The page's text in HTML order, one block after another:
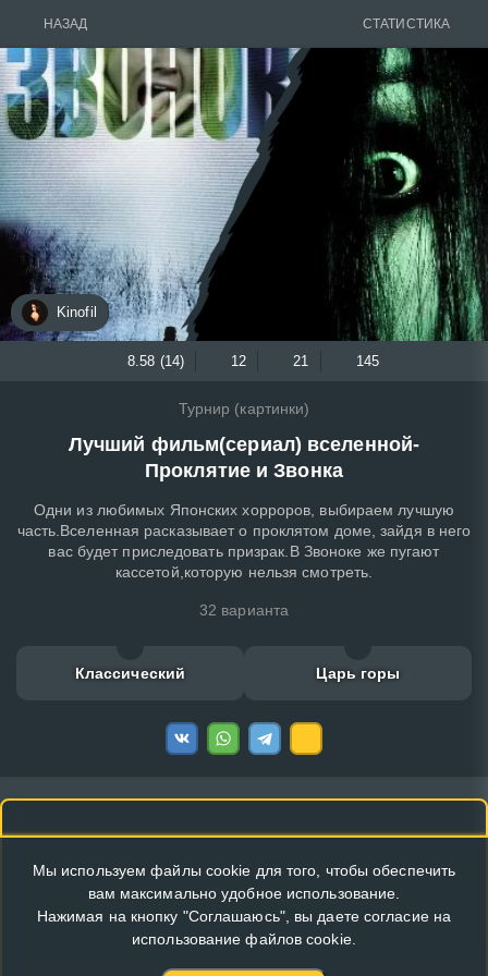
НАЗАД СТАТИСТИКА
Kinofil
8.58 (14) 12 21 145
Турнир (картинки)
Лучший фильм(сериал) вселенной-
Проклятие и Звонка
Одни из любимых Японских хорроров, выбираем лучшую
часть.Вселенная расказывает о проклятом доме, зайдя в него
вас будет приследовать призрак.В Звоноке же пугают
кассетой,которую нельзя смотреть.
32 варианта
Классический Царь горы
Мы используем файлы cookie для того, чтобы обеспечить
вам максимально удобное использование.
Нажимая на кнопку "Соглашаюсь", вы даете согласие на
использование файлов cookie.